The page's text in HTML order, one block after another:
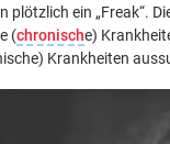
plötzlich ein „Freak“.
(chronische)
Krankheiten